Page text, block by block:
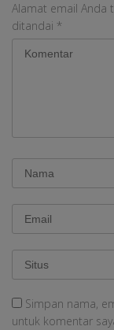
Alamat email Anda
ditandai *
Simpan nama,
untuk komentar